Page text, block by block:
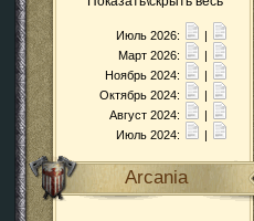
Июль 2026:
|
Март 2026:
|
Ноябрь 2024:
|
Октябрь 2024:
|
Август 2024:
|
Июль 2024:
|
Arcania